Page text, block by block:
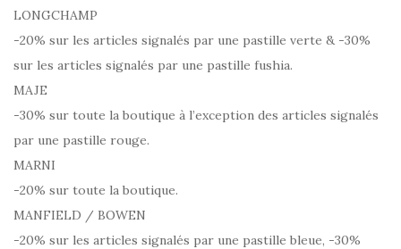
LONGCHAMP
-20% sur les articles signalés par une pastille verte & -30%
sur les articles signalés par une pastille fushia.
MAJE
-30% sur toute la boutique à l’exception des articles signalés
par une pastille rouge.
MARNI
-20% sur toute la boutique.
MANFIELD / BOWEN
-20% sur les articles signalés par une pastille bleue, -30%